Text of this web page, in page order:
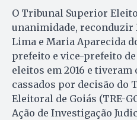
O Tribunal Superior
unanimidade, reconduzir
Lima e Maria Aparecida
prefeito e vice-prefeito
eleitos em 2016 e tiveram
cassados por decisão do
Eleitoral de Goiás (TRE-
Ação de Investigação